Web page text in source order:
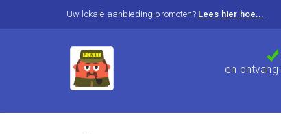
Uw lokale aanbieding promoten? Lees hier hoe...
en ontvang